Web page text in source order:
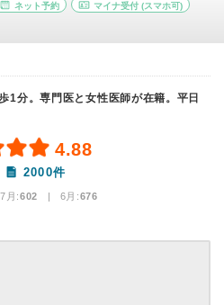
ネット予約 マイナ受付 (スマホ可)
1分。専門医と女性医師が在籍。平日
4.88
2000件
月:602 | 6月:676